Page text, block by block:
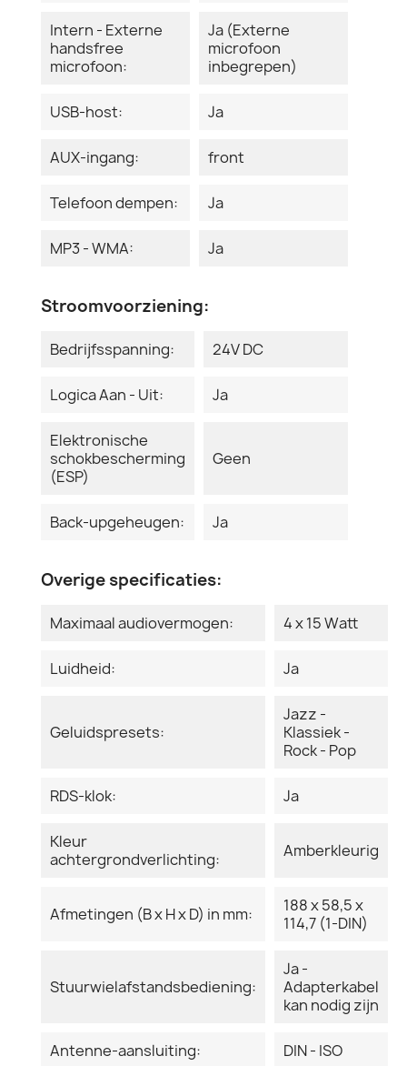
Intern - Externe
handsfree
microfoon:
Ja (Externe
microfoon
inbegrepen)
USB-host: Ja
AUX-ingang: front
Telefoon dempen: Ja
MP3 - WMA: Ja
Stroomvoorziening:
Bedrijfsspanning: 24V DC
Logica Aan - Uit: Ja
Elektronische
schokbescherming
(ESP)
Geen
Back-upgeheugen: Ja
Overige specificaties:
Maximaal audiovermogen: 4 x 15 Watt
Luidheid: Ja
Geluidspresets:
Jazz -
Klassiek -
Rock - Pop
RDS-klok: Ja
Kleur
achtergrondverlichting:
Amberkleurig
Afmetingen (B x H x D) in mm:
188 x 58,5 x
114,7 (1-DIN)
Stuurwielafstandsbediening:
Ja -
Adapterkabel
kan nodig zijn
Antenne-aansluiting: DIN - ISO